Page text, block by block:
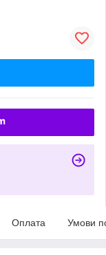
Оплата Умови